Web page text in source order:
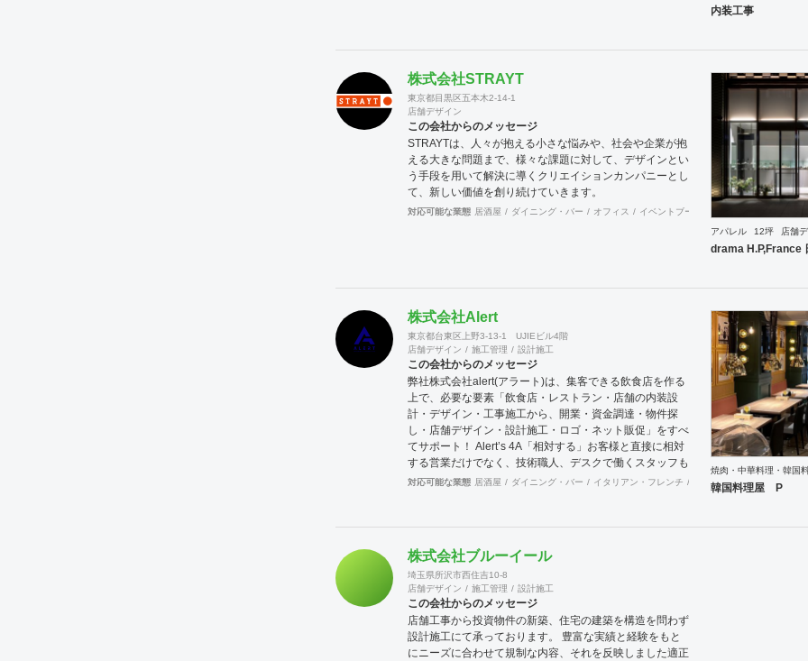
内装工事
株式会社STRAYT
東京都目黒区五本木2-14-1
店舗デザイン
この会社からのメッセージ
STRAYTは、人々が抱える小さな悩みや、社会や企業が抱
える大きな問題まで、様々な課題に対して、デザインとい
う手段を用いて解決に導くクリエイションカンパニーとし
て、新しい価値を創り続けていきます。
対応可能な業態 居酒屋 ダイニング・バー オフィス イベントブース・ショールーム
アパレル 12坪 店舗
drama H.P,France
株式会社Alert
東京都台東区上野3-13-1 UJIEビル4階
店舗デザイン
施工管理 設計施工
この会社からのメッセージ
弊社株式会社alert(アラート)は、集客できる飲食店を作る
上で、必要な要素「飲食店・レストラン・店舗の内装設
計・デザイン・工事施工から、開業・資金調達・物件探
し・店舗デザイン・設計施工・ロゴ・ネット販促」をすべ
てサポート！ Alert’s 4A「相対する」お客様と直接に相対
する営業だけでなく、技術職人、デスクで働くスタッフも
含め全員で情報を共有し確かな物を供給します。「歩み寄
いに歩み寄りましょう。「歩き出す」これまでお客様の理
い一歩を共に歩き始めましょう。「溢れ出る」希望と活気
に満ち溢れたお店に沢山の人が溢れる事が私共の望む何よ
りの幸せです。 店舗内装工事・新築工事・飲食、インド
アゴルフ等の店舗開発コンサルタント／全国47都道府県
に多数の加盟拠点あり
対応可能な業態 居酒屋 ダイニング・バー イタリアン・フレンチ カフェ・パン・ケーキ
焼肉・中華料理・韓国
韓国料理屋 P
株式会社ブルーイール
埼玉県所沢市西住吉10-8
店舗デザイン
施工管理 設計施工
この会社からのメッセージ
店舗工事から投資物件の新築、住宅の建築を構造を問わず
設計施工にて承っております。 豊富な実績と経験をもと
にニーズに合わせて規制な内容、それを反映しました適正